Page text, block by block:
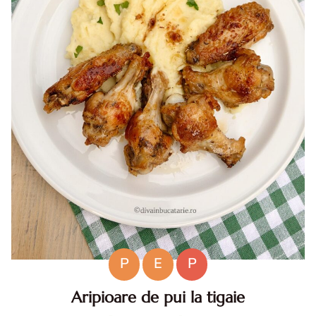
P E
P
Aripioare de pui la tigaie